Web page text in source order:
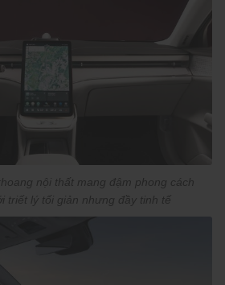
nội thất mang đậm phong cách
triết lý tối giản nhưng đầy tinh tế